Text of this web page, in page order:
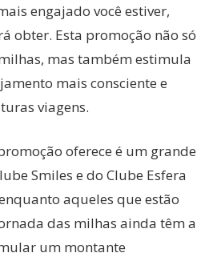
engajado você estiver,
obter. Esta promoção não só
mas também estimula
mais consciente e
viagens.
oferece é um grande
Smiles e do Clube Esfera
aqueles que estão
das milhas ainda têm a
um montante